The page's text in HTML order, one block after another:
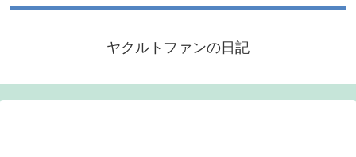
ヤクルトファンの日記